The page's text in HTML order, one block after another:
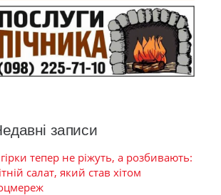
записи
тепер не ріжуть, а розбивають:
салат, який став хітом